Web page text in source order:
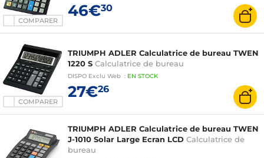
COMPARER
46€30
COMPARER
TRIUMPH ADLER Calculatrice de bureau TWEN
1220 S Calculatrice de bureau
DISPO Exclu Web : EN STOCK
27€26
TRIUMPH ADLER Calculatrice de bureau TWEN
J-1010 Solar Large Ecran LCD Calculatrice de
bureau